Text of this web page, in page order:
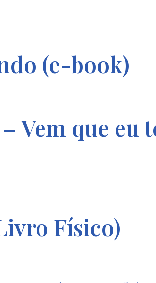
(e-book)
Vem que eu
Físico)